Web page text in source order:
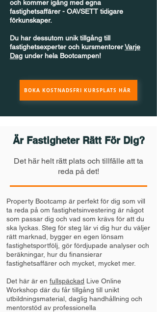
och kommer igång med egna
fastighetsaffärer - OAVSETT tidigare
förkunskaper.
Du har dessutom unik tillgång till
fastighetsexperter och kursmentorerVarje
Dag under hela Bootcampen! ​
BOKA KOSTNADSFRI KURSPLATS HÄR
Är Fastigheter Rätt För Dig?
Det här helt rätt plats och tillfälle att ta
reda på det!
Property Bootcamp är perfekt för dig som vill
ta reda på om fastighetsinvestering är något
som passar dig och vad som krävs för att du
ska lyckas. Steg för steg lär vi dig hur du väljer
rätt marknad, bygger en egen lönsam
fastighetsportfölj, gör fördjupade analyser och
beräkningar, hur du finansierar
fastighetsaffärer och mycket, mycket mer.
Det här är en fullspäckad Live Online
Workshop där du får tillgång till unikt
utbildningsmaterial, daglig handhållning och
mentorstöd av professionella